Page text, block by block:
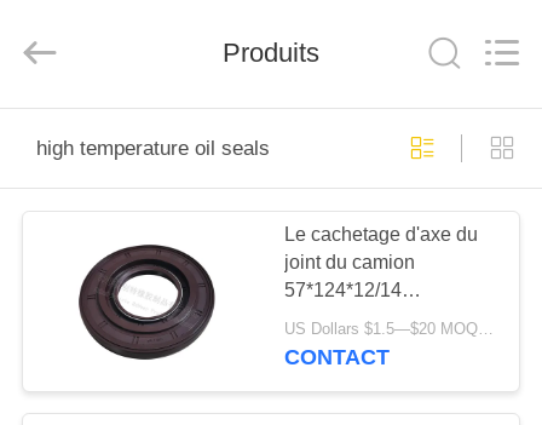
PRODUITS
PROPOS
NOUS
Ltd..
Produits
high temperature oil seals
Le cachetage d'axe du
joint du camion
57*124*12/14
57x124x12/14 adapte le
camion japonais Hino
US Dollars $1.5—$20 MOQ:20 PCs
CONTACT